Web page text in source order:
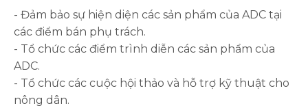
- Đảm bảo sự hiện diện các sản phẩm của ADC tại
các điểm bán phụ trách.
- Tổ chức các điểm trình diễn các sản phẩm của
ADC.
- Tổ chức các cuộc hội thảo và hỗ trợ kỹ thuật cho
nông dân.